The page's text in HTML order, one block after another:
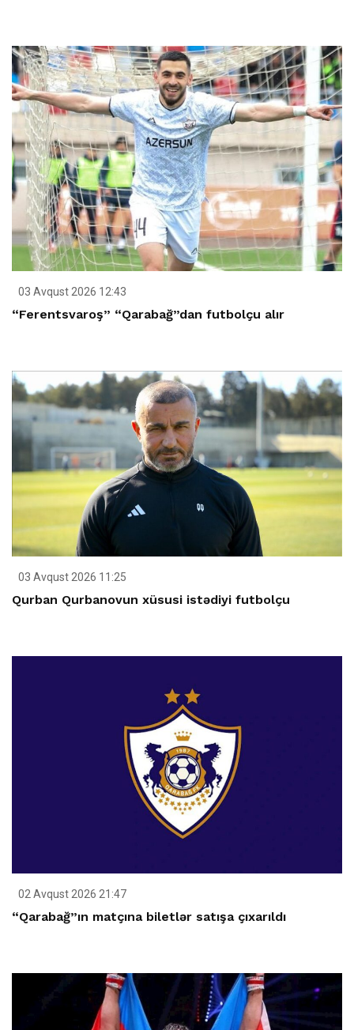
03 Avqust 2026 12:43
“Ferentsvaroş” “Qarabağ”dan futbolçu alır
03 Avqust 2026 11:25
Qurban Qurbanovun xüsusi istədiyi futbolçu
02 Avqust 2026 21:47
“Qarabağ”ın matçına biletlər satışa çıxarıldı